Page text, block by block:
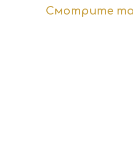
Смотрите